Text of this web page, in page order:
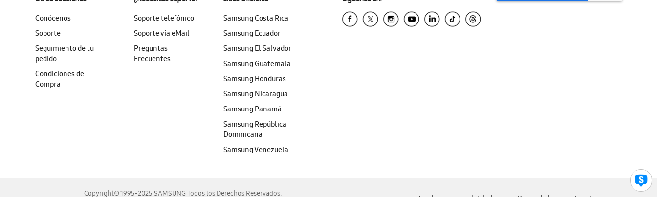
Conócenos
Soporte
Seguimiento de tu
pedido
Condiciones de
Compra
Soporte telefónico
Soporte vía eMail
Preguntas
Frecuentes
Samsung Costa Rica
Samsung Ecuador
Samsung El Salvador
Samsung Guatemala
Samsung Honduras
Samsung Nicaragua
Samsung Panamá
Samsung República
Dominicana
Samsung Venezuela
Copyright© 1995-2025 SAMSUNG Todos los Derechos Reservados.
Ayuda para accesibilidad Privacidad Legal